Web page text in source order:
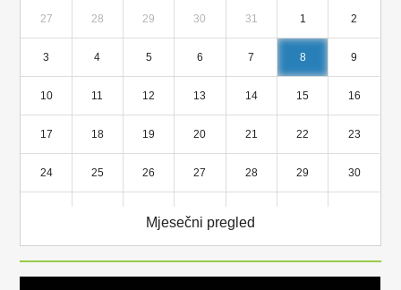
27 28 29 30 31 1 2
3 4 5 6 7 8 9
10 11 12 13 14 15 16
17 18 19 20 21 22 23
24 25 26 27 28 29 30
Mjesečni pregled